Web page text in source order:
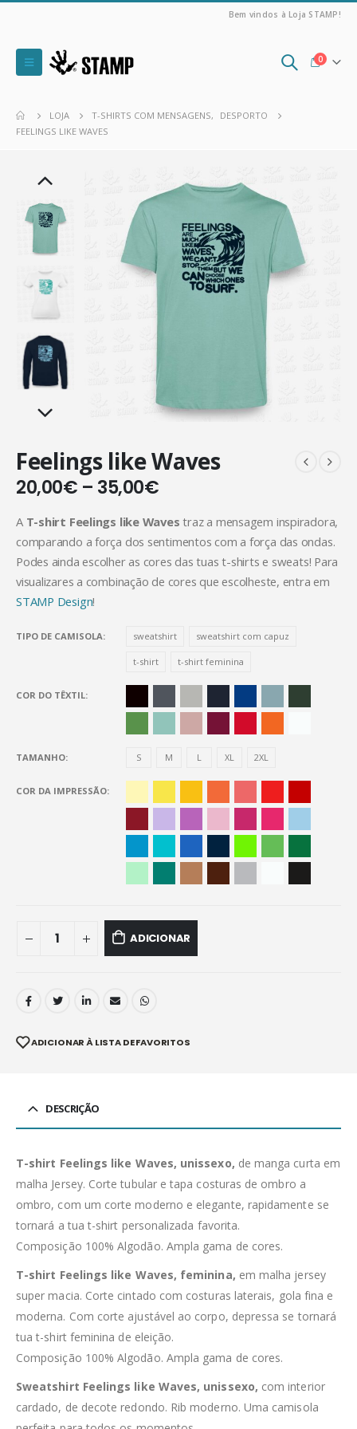
Bem vindos à Loja STAMP!
0
LOJA T-SHIRTS COM MENSAGENS,
DESPORTO
FEELINGS LIKE WAVES
Feelings like Waves
20,00€ – 35,00€
A T-shirt Feelings like Waves traz a mensagem inspiradora,
comparando a força dos sentimentos com a força das ondas.
Podes ainda escolher as cores das tuas t-shirts e sweats! Para
visualizares a combinação de cores que escolheste, entra em
STAMP Design!
TIPO DE CAMISOLA sweatshirt sweatshirt com capuz
t-shirt t-shirt feminina
COR DO TÊXTIL
TAMANHO S M L XL 2XL
COR DA IMPRESSÃO
ADICIONAR
ADICIONAR À LISTA DE FAVORITOS
DESCRIÇÃO
T-shirt Feelings like Waves, unissexo, de manga curta em
malha Jersey. Corte tubular e tapa costuras de ombro a
ombro, com um corte moderno e elegante, rapidamente se
tornará a tua t-shirt personalizada favorita.
Composição 100% Algodão. Ampla gama de cores.
T-shirt Feelings like Waves, feminina, em malha jersey
super macia. Corte cintado com costuras laterais, gola fina e
moderna. Com corte ajustável ao corpo, depressa se tornará
tua t-shirt feminina de eleição.
Composição 100% Algodão. Ampla gama de cores.
Sweatshirt Feelings like Waves, unissexo, com interior
cardado, de decote redondo. Rib moderno. Uma camisola